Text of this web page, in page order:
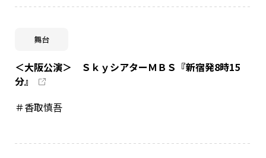
舞台
＜大阪公演＞ ＳｋｙシアターＭＢＳ『新宿発8時15
分』
＃香取慎吾